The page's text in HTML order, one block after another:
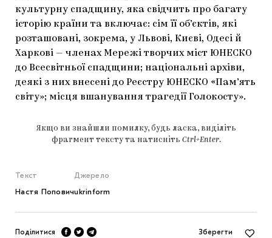
культурну спадщину, яка свідчить про багату
історію країни та включає: сім її об’єктів, які
розташовані, зокрема, у Львові, Києві, Одесі й
Харкові — членах Мережі творчих міст ЮНЕСКО
до Всесвітньої спадщини; національні архіви,
деякі з них внесені до Реєстру ЮНЕСКО «Пам’ять
світу»; місця вшанування трагедії Голокосту».
Якщо ви знайшли помилку, будь ласка, виділіть
фрагмент тексту та натисніть Ctrl+Enter.
Текст
Настя Попович
Джерело
ukrinform
Поділитися Зберегти